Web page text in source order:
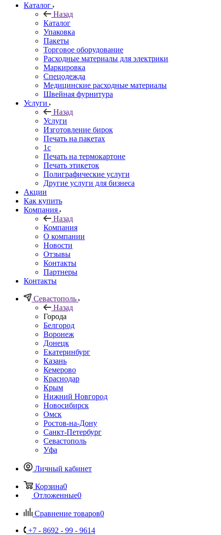
Каталог
Назад
Каталог
Упаковка
Пакеты
Торговое оборудование
Расходные материалы для электрики
Маркировка
Спецодежда
Медицинские расходные материалы
Швейная фурнитура
Услуги
Назад
Услуги
Изготовление бирок
Печать на пакетах
1c
Печать на термокартоне
Печать этикеток
Полиграфические услуги
Другие услуги для бизнеса
Акции
Как купить
Компания
Назад
Компания
О компании
Новости
Отзывы
Контакты
Партнеры
Контакты
Севастополь
Назад
Города
Белгород
Воронеж
Донецк
Екатеринбург
Казань
Кемерово
Краснодар
Крым
Нижний Новгород
Новосибирск
Омск
Ростов-на-Дону
Санкт-Петербург
Севастополь
Уфа
Личный кабинет
Корзина0
Отложенные0
Сравнение товаров0
+7 - 8692 - 99 - 9614